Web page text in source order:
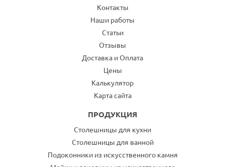
Контакты
Наши работы
Статьи
Отзывы
Доставка и Оплата
Цены
Калькулятор
Карта сайта
ПРОДУКЦИЯ
Столешницы для кухни
Столешницы для ванной
Подоконники из искусственного камня